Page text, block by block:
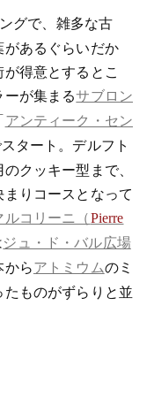
グで、雑多な古
あるぐらいだか
得意とするとこ
ーが集まるサブロン
アンティーク・セン
タート。デルフト
クッキー型まで、
りコースとなって
ルコリーニ（Pierre
ジュ・ド・バル広場
らアトミウムのミ
ものがずらりと並